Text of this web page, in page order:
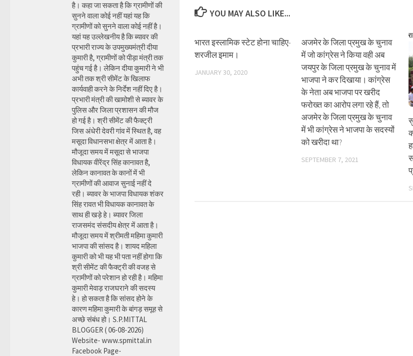
YOU MAY ALSO LIKE...
भारत इस्लामिक स्टेट होना चाहिए-
शरजील इमाम।
JANUARY 30, 2020
अजमेर के जिला प्रमुख के चुनाव
में जो कांग्रेस ने किया वही अब
जयपुर के जिला प्रमुख के चुनाव में
भाजपा ने कर दिखाया। कांग्रेस
के नेता अब भाजपा पर खरीद
फरोख्त का आरोप लगा रहे हैं, तो
अजमेर के जिला प्रमुख के चुनाव
में भी कांग्रेस ने भाजपा के सदस्यों
को खरीदा था?
SEPTEMBER 7, 2021
है। कहा जा सकता है कि ग्रामीणों की
सुनने वाला कोई नहीं यहां यह कि
ग्रामीणों को सुनने वाला कोई नहीं है।
यहां यह उल्लेखनीय है कि ब्यावर की
प्रभारी राज्य के उपमुख्यमंत्री दीया
कुमारी है, ग्रामीणों को पीड़ा मंत्री तक
पहुंच गई है। लेकिन दीया कुमारी ने भी
अभी तक श्री सीमेंट के खिलाफ
कार्यवाही करने के निर्देश नहीं दिए है।
प्रभारी मंत्री की खामोशी से ब्यावर के
पुलिस और जिला प्रशासन की मौज
हो गई है। श्री सीमेंट की फैक्ट्री
जिस अंधेरी देवरी गांव में स्थित है, वह
मसूदा विधानसभा क्षेत्र में आता है।
मौजूदा समय में मसूदा से भाजपा
विधायक वीरेंद्र सिंह कानावत है,
लेकिन कानावत के कानों में भी
ग्रामीणों की आवाज सुनाई नहीं दे
रही। ब्यावर के भाजपा विधायक शंकर
सिंह रावत भी विधायक कानावत के
साथ ही खड़े हे। ब्यावर जिला
राजसमंद संसदीय क्षेत्र में आता है।
मौजूदा समय में श्रीमती महिमा कुमारी
भाजपा की सांसद है। शायद महिला
कुमारी को भी यह भी पता नहीं होगा कि
श्री सीमेंट की फैक्ट्री की वजह से
ग्रामीणों को परेशान हो रही है। महिमा
कुमारी मेवाड़ राजघराने की सदस्य
हे। हो सकता है कि सांसद होने के
कारण महिमा कुमारी के बांगड़ समूह से
अच्छे संबंध हो। S.P.MITTAL
BLOGGER ( 06-08-2026)
Website- www.spmittal.in
Facebook Page-